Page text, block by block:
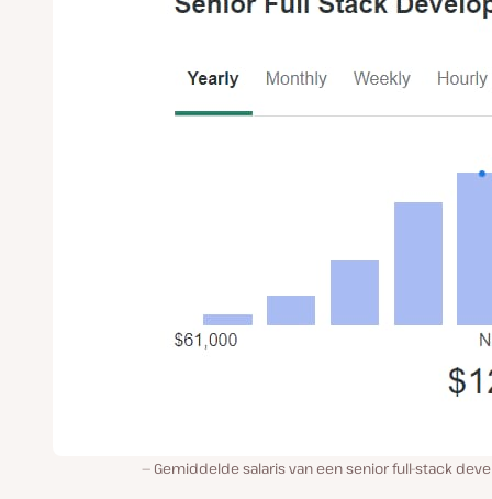
Gemiddelde salaris van een senior full-stack